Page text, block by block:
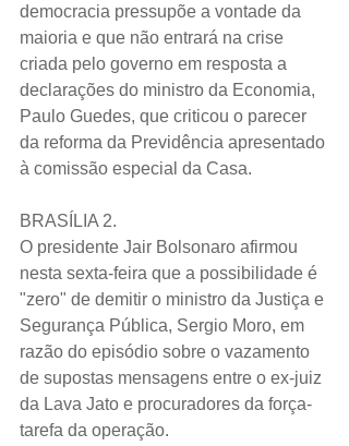
democracia pressupõe a vontade da
maioria e que não entrará na crise
criada pelo governo em resposta a
declarações do ministro da Economia,
Paulo Guedes, que criticou o parecer
da reforma da Previdência apresentado
à comissão especial da Casa.
BRASÍLIA 2.
O presidente Jair Bolsonaro afirmou
nesta sexta-feira que a possibilidade é
"zero" de demitir o ministro da Justiça e
Segurança Pública, Sergio Moro, em
razão do episódio sobre o vazamento
de supostas mensagens entre o ex-juiz
da Lava Jato e procuradores da força-
tarefa da operação.